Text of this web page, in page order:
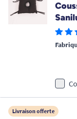
Livraison offerte